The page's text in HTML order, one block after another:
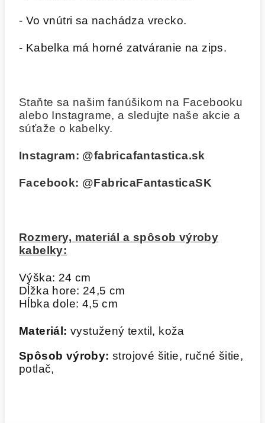
- Vo vnútri sa nachádza vrecko.
- Kabelka má horné zatváranie na zips.
Staňte sa našim fanúšikom na Facebooku
alebo Instagrame, a sledujte naše akcie a
súťaže o kabelky.
Instagram: @fabricafantastica.sk
Facebook: @FabricaFantasticaSK
Rozmery, materiál a spôsob výroby
kabelky:
Výška: 24 cm
Dĺžka hore: 24,5 cm
Hĺbka dole: 4,5 cm
Materiál: vystužený textil, koža
Spôsob výroby: strojové šitie, ručné šitie,
potlač,